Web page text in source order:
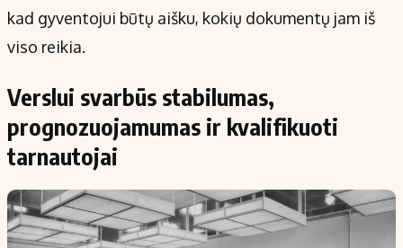
kad gyventojui būtų aišku, kokių dokumentų jam iš
viso reikia.
Verslui svarbūs stabilumas,
prognozuojamumas ir kvalifikuoti
tarnautojai